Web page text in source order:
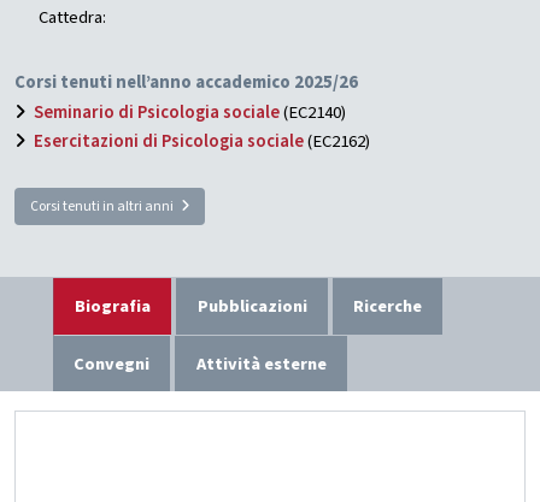
Cattedra:
Corsi tenuti nell’anno accademico 2025/26
Seminario di Psicologia sociale(EC2140)
Esercitazioni di Psicologia sociale(EC2162)
Corsi tenuti in altri anni
Biografia Pubblicazioni Ricerche
Convegni Attività esterne